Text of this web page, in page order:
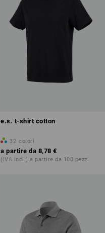
e.s. t-shirt cotton
32 colori
a partire da 8,78 €
(IVA incl.) a partire da 100 pezzi